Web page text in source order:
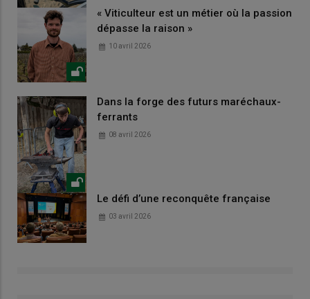
« Viticulteur est un métier où la passion
dépasse la raison »
10 avril 2026
Dans la forge des futurs maréchaux-
ferrants
08 avril 2026
Le défi d’une reconquête française
03 avril 2026